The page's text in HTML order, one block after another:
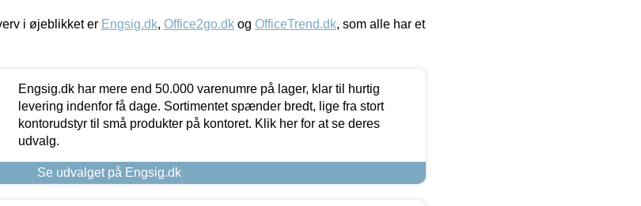
i øjeblikket er Engsig.dk, Office2go.dk og OfficeTrend.dk, som alle har et
Engsig.dk har mere end 50.000 varenumre på lager, klar til hurtig
levering indenfor få dage. Sortimentet spænder bredt, lige fra stort
kontorudstyr til små produkter på kontoret. Klik her for at se deres
udvalg.
Se udvalget på Engsig.dk